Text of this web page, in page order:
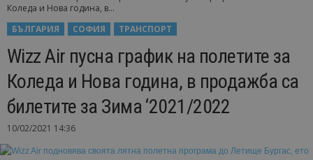
Коледа и Нова година, в...
БЪЛГАРИЯ
СОФИЯ ТРАНСПОРТ
Wizz Air пусна график на полетите за
Коледа и Нова година, в продажба са
билетите за Зима ‘2021/2022
10/02/2021 14:36